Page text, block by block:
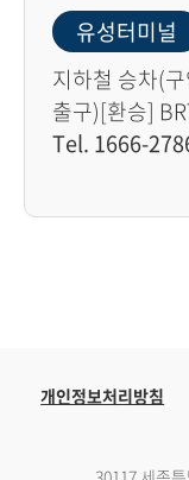
유성터미널
지하철 승차(
출구)[환승]
Tel. 1666-
개인정보처리방침